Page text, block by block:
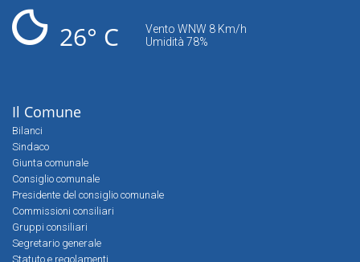
26° C
Vento WNW 8 Km/h
Umidità 78%
Il Comune
Bilanci
Sindaco
Giunta comunale
Consiglio comunale
Presidente del consiglio comunale
Commissioni consiliari
Gruppi consiliari
Segretario generale
Statuto e regolamenti